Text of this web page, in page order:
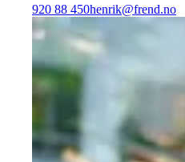
920 88 450henrik@frend.no